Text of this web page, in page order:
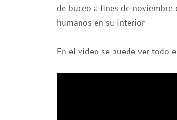
de buceo a fines de
humanos en su interior.
En el video se puede ver todo